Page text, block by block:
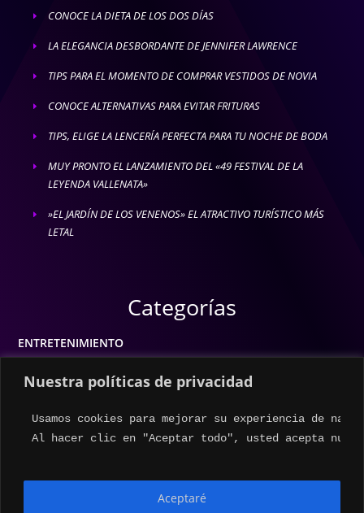
Nuestra políticas de privacidad
Usamos cookies para mejorar su experiencia de
Al hacer clic en "Aceptar todo", usted acepta
Aceptaré
E CONOCE LA DIETA DE LOS DOS DÍAS
E LA ELEGANCIA DESBORDANTE DE JENNIFER LAWRENCE
E TIPS PARA EL MOMENTO DE COMPRAR VESTIDOS DE NOVIA
E CONOCE ALTERNATIVAS PARA EVITAR FRITURAS
E TIPS, ELIGE LA LENCERÍA PERFECTA PARA TU NOCHE DE BODA
E
MUY PRONTO EL LANZAMIENTO DEL «49 FESTIVAL DE LA
LEYENDA VALLENATA»
E
»EL JARDÍN DE LOS VENENOS» EL ATRACTIVO TURÍSTICO MÁS
LETAL
Categorías
ENTRETENIMIENTO
ESTILO DE VIDA